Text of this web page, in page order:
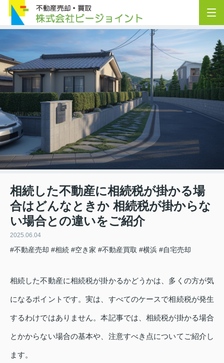
相続した不動産に相続税が掛かる場
合はどんなときか 相続税が掛からな
い場合との違いをご紹介
2025.06.04
#不動産売却 #相続 #空き家 #不動産買取 #横浜 #自宅売却
相続した不動産に相続税が掛かるかどうかは、多くの方が気
になるポイントです。実は、すべてのケースで相続税が発生
するわけではありません。本記事では、相続税が掛かる場合
とかからない場合の基本や、注意すべき点についてご紹介し
ます。